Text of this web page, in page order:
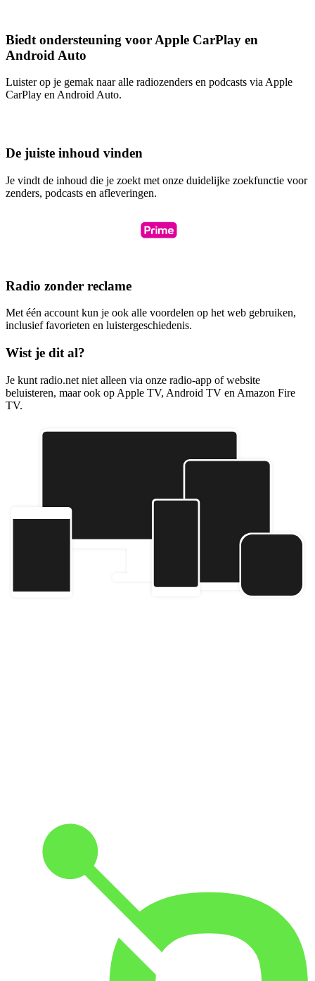
Biedt ondersteuning voor Apple CarPlay en
Android Auto
Luister op je gemak naar alle radiozenders en podcasts via Apple
CarPlay en Android Auto.
De juiste inhoud vinden
Je vindt de inhoud die je zoekt met onze duidelijke zoekfunctie voor
zenders, podcasts en afleveringen.
Radio zonder reclame
Met één account kun je ook alle voordelen op het web gebruiken,
inclusief favorieten en luistergeschiedenis.
Wist je dit al?
Je kunt radio.net niet alleen via onze radio-app of website
beluisteren, maar ook op Apple TV, Android TV en Amazon Fire
TV.